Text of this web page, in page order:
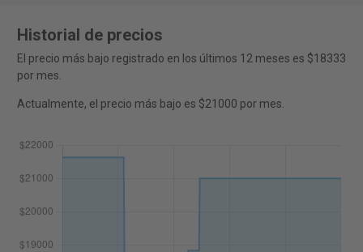
Historial de precios
El precio más bajo registrado en los últimos 12 meses es $18333
por mes.
Actualmente, el precio más bajo es $21000 por mes.